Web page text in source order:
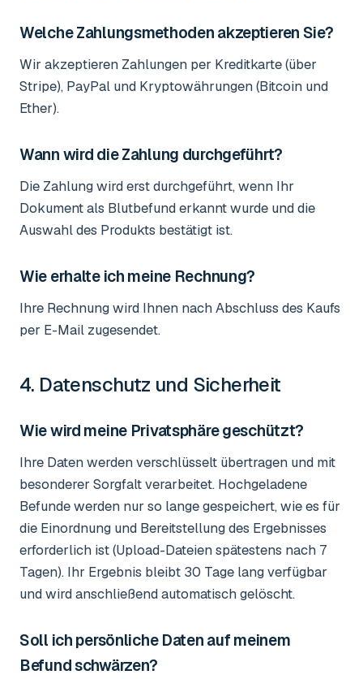
Welche Zahlungsmethoden akzeptieren Sie?
Wir akzeptieren Zahlungen per Kreditkarte (über
Stripe), PayPal und Kryptowährungen (Bitcoin und
Ether).
Wann wird die Zahlung durchgeführt?
Die Zahlung wird erst durchgeführt, wenn Ihr
Dokument als Blutbefund erkannt wurde und die
Auswahl des Produkts bestätigt ist.
Wie erhalte ich meine Rechnung?
Ihre Rechnung wird Ihnen nach Abschluss des Kaufs
per E-Mail zugesendet.
4. Datenschutz und Sicherheit
Wie wird meine Privatsphäre geschützt?
Ihre Daten werden verschlüsselt übertragen und mit
besonderer Sorgfalt verarbeitet. Hochgeladene
Befunde werden nur so lange gespeichert, wie es für
die Einordnung und Bereitstellung des Ergebnisses
erforderlich ist (Upload-Dateien spätestens nach 7
Tagen). Ihr Ergebnis bleibt 30 Tage lang verfügbar
und wird anschließend automatisch gelöscht.
Soll ich persönliche Daten auf meinem
Befund schwärzen?